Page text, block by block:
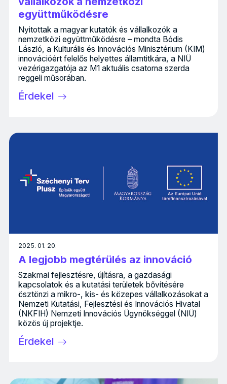
együttműködésre
Nyitottak a magyar kutatók és vállalkozók a
nemzetközi együttműködésre – mondta Bódis
László, a Kulturális és Innovációs Minisztérium (KIM)
innovációért felelős helyettes államtitkára, a NIÜ
vezérigazgatója az M1 aktuális csatorna szerda
reggeli műsorában.
Érdekel
2025. 01. 20.
A legjobb megtérülés az innováció
Szakmai fejlesztésre, újításra, a gazdasági
kapcsolatok és a kutatási területek bővítésére
ösztönzi a mikro-, kis- és közepes vállalkozásokat a
Nemzeti Kutatási, Fejlesztési és Innovációs Hivatal
(NKFIH) Nemzeti Innovációs Ügynökséggel (NIÜ)
közös új projektje.
Érdekel